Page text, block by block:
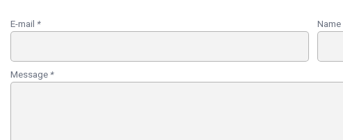
E-mail * Name
Message *